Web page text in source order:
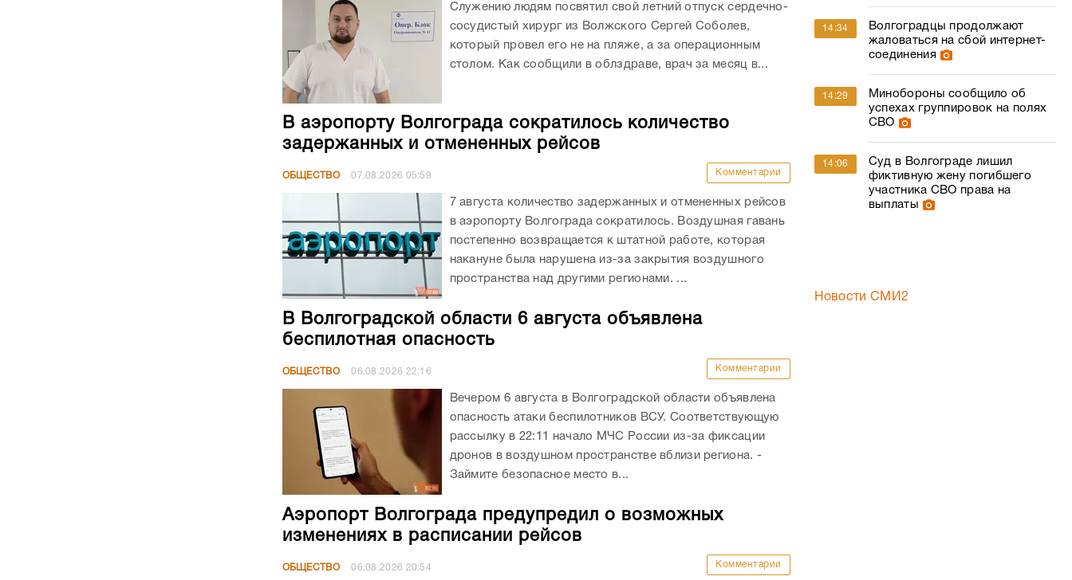
Служению людям посвятил свой летний отпуск сердечно-
сосудистый хирург из Волжского Сергей Соболев,
который провел его не на пляже, а за операционным
столом. Как сообщили в облздраве, врач за месяц в...
В аэропорту Волгограда сократилось количество
задержанных и отмененных рейсов
ОБЩЕСТВО 07.08.2026 05:59 Комментарии
7 августа количество задержанных и отмененных рейсов
в аэропорту Волгограда сократилось. Воздушная гавань
постепенно возвращается к штатной работе, которая
накануне была нарушена из-за закрытия воздушного
пространства над другими регионами. ...
В Волгоградской области 6 августа объявлена
беспилотная опасность
ОБЩЕСТВО 06.08.2026 22:16 Комментарии
Вечером 6 августа в Волгоградской области объявлена
опасность атаки беспилотников ВСУ. Соответствующую
рассылку в 22:11 начало МЧС России из-за фиксации
дронов в воздушном пространстве вблизи региона. -
Займите безопасное место в...
Аэропорт Волгограда предупредил о возможных
изменениях в расписании рейсов
ОБЩЕСТВО 06.08.2026 20:54 Комментарии
14:34
Волгоградцы продолжают
жаловаться на сбой интернет-
соединения
14:29
Минобороны сообщило об
успехах группировок на полях
СВО
14:06
Суд в Волгограде лишил
фиктивную жену погибшего
участника СВО права на
выплаты
Новости СМИ2